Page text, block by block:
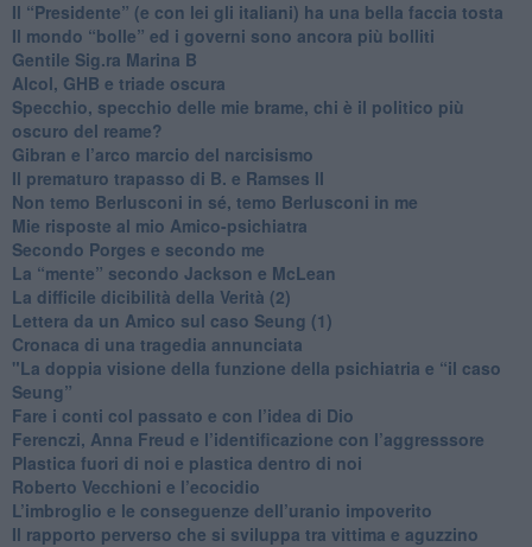
​Il “Presidente” (e con lei gli italiani) ha una bella faccia tosta
​Il mondo “bolle” ed i governi sono ancora più bolliti
​Gentile Sig.ra Marina B
​Alcol, GHB e triade oscura
​Specchio, specchio delle mie brame, chi è il politico più
oscuro del reame?
​Gibran e l’arco marcio del narcisismo
​Il prematuro trapasso di B. e Ramses II
​Non temo Berlusconi in sé, temo Berlusconi in me
​Mie risposte al mio Amico-psichiatra
​Secondo Porges e secondo me
​La “mente” secondo Jackson e McLean
La difficile dicibilità della Verità (2)
​Lettera da un Amico sul caso Seung (1)
​Cronaca di una tragedia annunciata
"​La doppia visione della funzione della psichiatria e “il caso
Seung”
​Fare i conti col passato e con l’idea di Dio
​Ferenczi, Anna Freud e l’identificazione con l’aggresssore
Plastica fuori di noi e plastica dentro di noi
​Roberto Vecchioni e l’ecocidio
​L’imbroglio e le conseguenze dell’uranio impoverito
​Il rapporto perverso che si sviluppa tra vittima e aguzzino